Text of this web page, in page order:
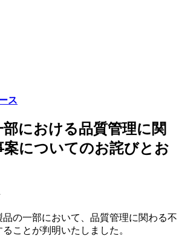
ス
における品質管理に関
案についてのお詫びとお
品の一部において、品質管理に関わる不
ことが判明いたしました。